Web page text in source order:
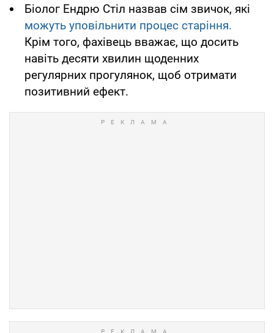
Біолог Ендрю Стіл назвав сім звичок, які
можуть уповільнити процес старіння.
Крім того, фахівець вважає, що досить
навіть десяти хвилин щоденних
регулярних прогулянок, щоб отримати
позитивний ефект.